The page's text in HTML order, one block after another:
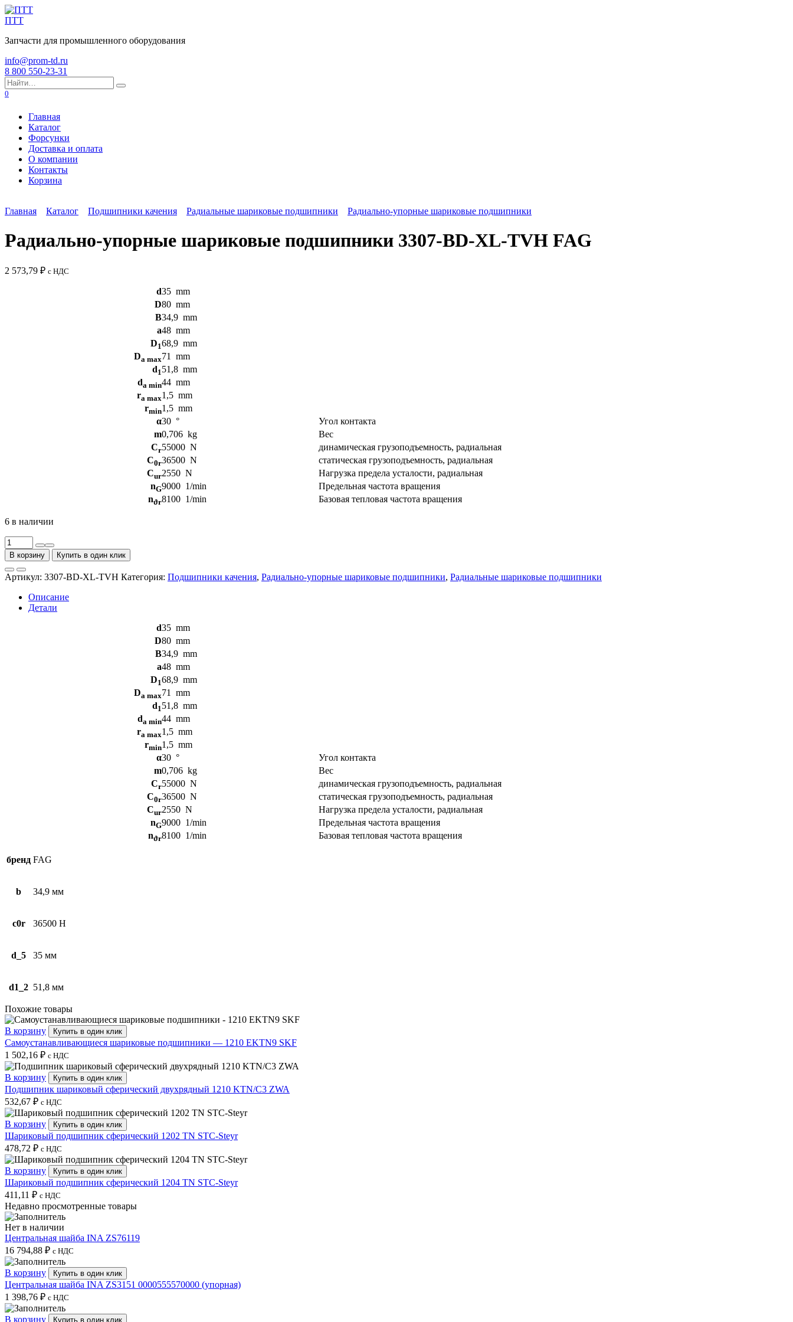
Перейти
к
ПТТ
Запчасти для промышленного оборудования
info@prom-td.ru
8 800 550-23-31
Search
for:
0
Главная
Каталог
Форсунки
Доставка и оплата
О компании
Контакты
Корзина
Главная Каталог Подшипники качения Радиальные шариковые подшипники Радиально-упорные шариковые подшипники
Радиально-упорные шариковые подшипники 3307-BD-XL-TVH FAG
2 573,79 ₽ с НДС
d35 mm
D80 mm
B34,9 mm
a48 mm
D168,9 mm
Da max71
mm
d151,8 mm
da min44 mm
ra max1,5 mm
rmin1,5 mm
α30 °
Угол контакта
m0,706 kg
Вес
Cr55000 N
динамическая грузоподъемность, радиальная
C0r36500 N
статическая грузоподъемность, радиальная
Cur2550 N
Нагрузка предела усталости, радиальная
nG9000 1/min
Предельная частота вращения
nϑr8100 1/min Базовая тепловая частота вращения
6 в наличии
Количество
товара
Радиально-
упорные
шариковые
подшипники
3307-
В корзину Купить в один клик
Артикул: 3307-BD-XL-TVH Категория: Подшипники качения, Радиально-упорные шариковые подшипники, Радиальные шариковые подшипники
Описание
Детали
d35 mm
D80 mm
B34,9 mm
a48 mm
D168,9 mm
Da max71
mm
d151,8 mm
da min44 mm
ra max1,5 mm
rmin1,5 mm
α30 °
Угол контакта
m0,706 kg
Вес
Cr55000 N
динамическая грузоподъемность, радиальная
C0r36500 N
статическая грузоподъемность, радиальная
Cur2550 N
Нагрузка предела усталости, радиальная
nG9000 1/min
Предельная частота вращения
nϑr8100 1/min Базовая тепловая частота вращения
бренд FAG
b 34,9 мм
c0r 36500 Н
d_5 35 мм
d1_2 51,8 мм
Похожие товары
В корзину Купить в один клик
Самоустанавливающиеся шариковые подшипники — 1210 EKTN9 SKF
1 502,16 ₽ с НДС
В корзину Купить в один клик
Подшипник шариковый сферический двухрядный 1210 KTN/C3 ZWA
532,67 ₽ с НДС
В корзину Купить в один клик
Шариковый подшипник сферический 1202 TN STC-Steyr
478,72 ₽ с НДС
В корзину Купить в один клик
Шариковый подшипник сферический 1204 TN STC-Steyr
411,11 ₽ с НДС
Недавно просмотренные товары
Нет в наличии
Центральная шайба INA ZS76119
16 794,88 ₽ с НДС
В корзину Купить в один клик
Центральная шайба INA ZS3151 0000555570000 (упорная)
1 398,76 ₽ с НДС
В корзину Купить в один клик